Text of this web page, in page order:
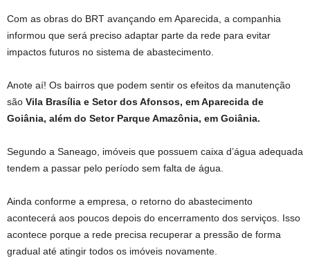
Com as obras do BRT avançando em Aparecida, a companhia
informou que será preciso adaptar parte da rede para evitar
impactos futuros no sistema de abastecimento.
Anote aí! Os bairros que podem sentir os efeitos da manutenção
são Vila Brasília e Setor dos Afonsos, em Aparecida de
Goiânia, além do Setor Parque Amazônia, em Goiânia.
Segundo a Saneago, imóveis que possuem caixa d’água adequada
tendem a passar pelo período sem falta de água.
Ainda conforme a empresa, o retorno do abastecimento
acontecerá aos poucos depois do encerramento dos serviços. Isso
acontece porque a rede precisa recuperar a pressão de forma
gradual até atingir todos os imóveis novamente.